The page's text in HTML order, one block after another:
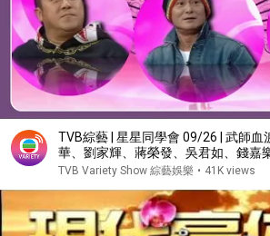
TVB綜藝 | 星星同學會 09/26 | 武師血
華、劉家輝、蔣榮發、吳君如、錢嘉
TVB 2009
TVB Variety Show 綜藝娛樂 • 41K views